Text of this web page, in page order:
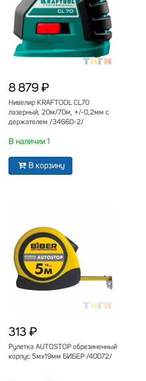
8 879 ₽
Нивелир KRAFTOOL СL70
лазерный, 20м/70м, +/-0,2мм с
держателем /34660-2/
В наличии 1
В корзину
313 ₽
Рулетка AUTOSTOP обрезиненный
корпус 5мх19мм БИБЕР /40072/